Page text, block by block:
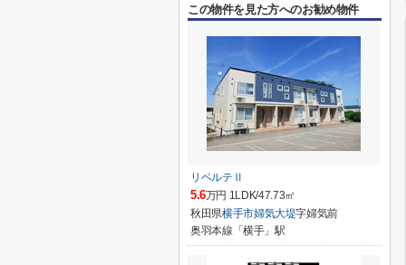
この物件を見た方へのお勧め物件
リベルテⅡ
5.6万円 1LDK/47.73㎡
秋田県横手市婦気大堤字婦気前
奥羽本線「横手」駅